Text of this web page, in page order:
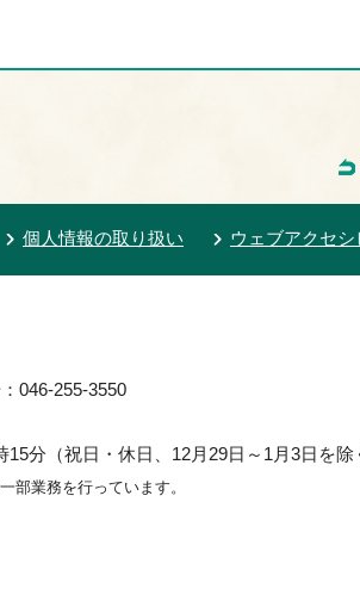
個人情報の取り扱い ウェブアクセシ
046-255-3550
分（祝日・休日、12月29日～1月3日を除
部業務を行っています。